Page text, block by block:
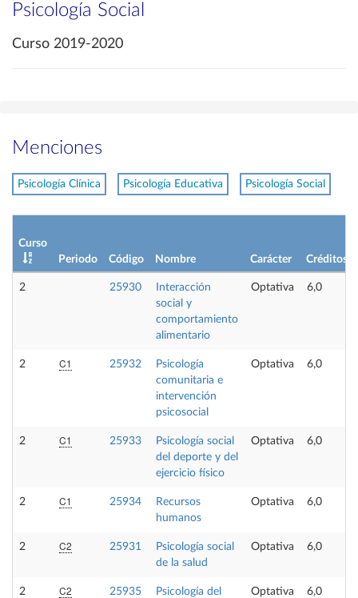
Psicología Social
Curso 2019-2020
Menciones
Psicología Clínica Psicología Educativa Psicología Social
Curso
Periodo
Código Nombre Carácter Créditos
2 25930
Interacción
social y
comportamiento
alimentario
Optativa 6,0
2 C1 25932
Psicología
comunitaria e
intervención
psicosocial
Optativa 6,0
2 C1 25933
Psicología social
del deporte y del
ejercicio físico
Optativa 6,0
2 C1 25934
Recursos
humanos
Optativa 6,0
2 C2 25931
Psicología social
de la salud
Optativa 6,0
2 C2 25935
Psicología del
Optativa 6,0